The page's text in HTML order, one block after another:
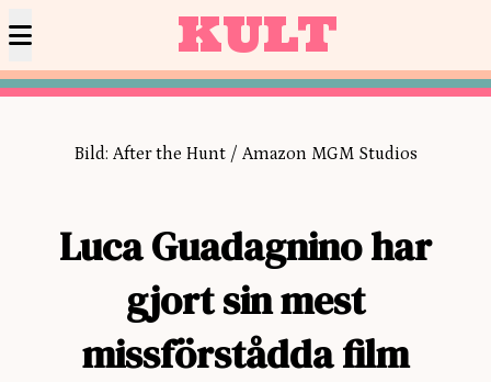
KULT
Bild: After the Hunt / Amazon MGM Studios
Luca Guadagnino har
gjort sin mest
missförstådda film